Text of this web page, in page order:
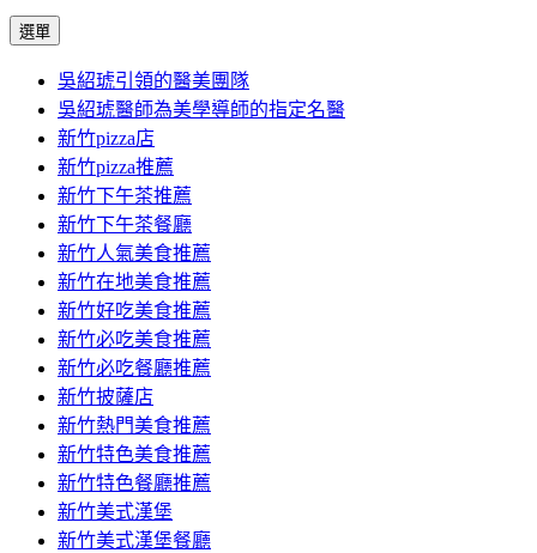
選單
主
要
內
容
吳紹琥引領的醫美團隊
吳紹琥醫師為美學導師的指定名醫
新竹pizza店
新竹pizza推薦
新竹下午茶推薦
新竹下午茶餐廳
新竹人氣美食推薦
新竹在地美食推薦
新竹好吃美食推薦
新竹必吃美食推薦
新竹必吃餐廳推薦
新竹披薩店
新竹熱門美食推薦
新竹特色美食推薦
新竹特色餐廳推薦
新竹美式漢堡
新竹美式漢堡餐廳